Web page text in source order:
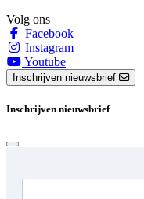
Volg ons
Facebook
Instagram
Youtube
Inschrijven nieuwsbrief
Inschrijven nieuwsbrief